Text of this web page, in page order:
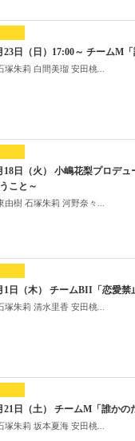
23日（日）17:00～ チームM
塚朱莉 白間美瑠 安田桃...
18日（火） 小嶋花梨プロデ
こと～
由樹 石塚朱莉 河野奈々...
1日（木） チームBII「恋愛禁
塚朱莉 清水里香 安田桃...
21日（土） チームM「誰かの
塚朱莉 坂本夏海 安田桃...